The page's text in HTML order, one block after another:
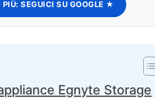
PIÙ: SEGUICI SU GOOGLE ★
Egnyte Storage